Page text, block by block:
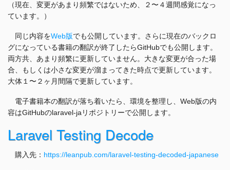
（現在、変更があまり頻繁ではないため、２〜４週間感覚になっ
ています。）
同じ内容をWeb版でも公開しています。さらに現在のバックロ
グになっている書籍の翻訳が終了したらGitHubでも公開します。
両方共、あまり頻繁に更新していません。大きな変更が合った場
合、もしくは小さな変更が溜まってきた時点で更新しています。
大体１〜２ヶ月間隔で更新しています。
電子書籍本の翻訳が落ち着いたら、環境を整理し、Web版の内
容はGitHubのlaravel-jaリポジトリーで公開します。
Laravel Testing Decode
購入先： https://leanpub.com/laravel-testing-decoded-japanese